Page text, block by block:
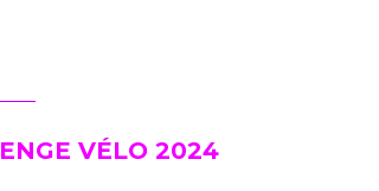
VÉLO 2024